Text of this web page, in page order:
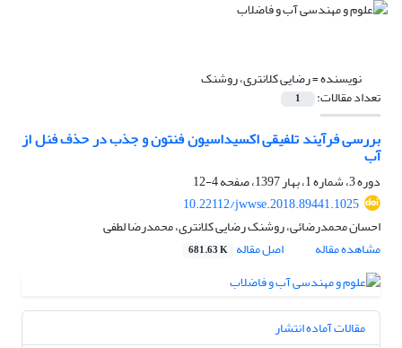
نویسنده =رضایی کلانتری، روشنک
تعداد مقالات: 1
بررسی فرآیند تلفیقی اکسیداسیون فنتون و جذب در حذف فنل از
آب
دوره 3، شماره 1، بهار 1397، صفحه
4-12
10.22112/jwwse.2018.89441.1025
احسان محمدرضائی، روشنک رضایی کلانتری، محمدرضا لطفی
مشاهده مقاله
اصل مقاله 681.63 K
مقالات آماده انتشار